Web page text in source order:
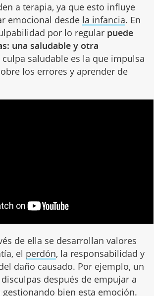
a terapia, ya que esto influye
emocional desde la infancia. En
por lo regular puede
una saludable y otra
culpa saludable es la que impulsa
los errores y aprender de
de ella se desarrollan valores
el perdón, la responsabilidad y
daño causado. Por ejemplo, un
después de empujar a
gestionando bien esta emoción.